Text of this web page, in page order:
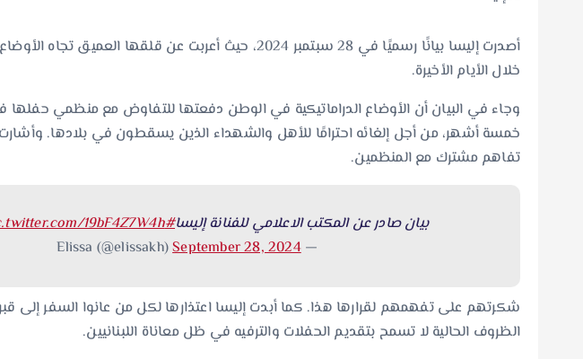
أصدرت إليسا بيانًا رسميًا في 28 سبتمبر 2024، حيث أعربت عن قلقها
خلال الأيام الأخيرة.
وجاء في البيان أن الأوضاع الدراماتيكية في الوطن دفعتها للتفاوض مع منظمي
خمسة أشهر، من أجل إلغائه احترامًا للأهل والشهداء الذين يسقطون في بلادها. وأشارت
تفاهم مشترك مع المنظمين.
بيان صادر عن المكتب الاعلامي للفنانة إليسا#Elissa
19bF4Z7W4h
— Elissa (@elissakh)
September 28, 2024
شكرتهم على تفهمهم لقرارها هذا. كما أبدت إليسا اعتذارها لكل من عانوا السفر إلى
الظروف الحالية لا تسمح بتقديم الحفلات والترفيه في ظل معاناة اللبنانيين.